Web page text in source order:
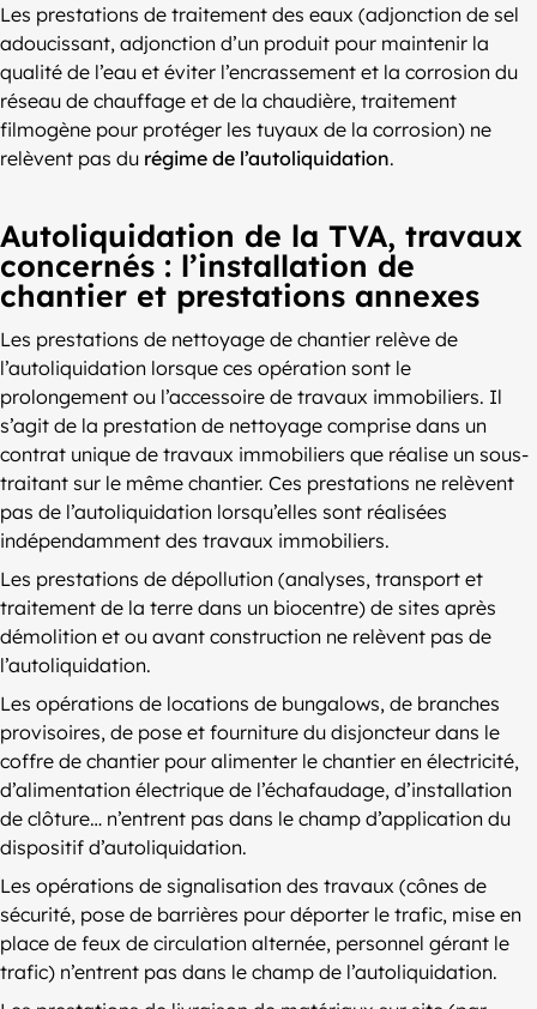
Les prestations de traitement des eaux (adjonction de sel
adoucissant, adjonction d’un produit pour maintenir la
qualité de l’eau et éviter l’encrassement et la corrosion du
réseau de chauffage et de la chaudière, traitement
filmogène pour protéger les tuyaux de la corrosion) ne
relèvent pas du régime de l’autoliquidation.
Autoliquidation de la TVA, travaux
concernés : l’installation de
chantier et prestations annexes
Les prestations de nettoyage de chantier relève de
l’autoliquidation lorsque ces opération sont le
prolongement ou l’accessoire de travaux immobiliers. Il
s’agit de la prestation de nettoyage comprise dans un
contrat unique de travaux immobiliers que réalise un sous-
traitant sur le même chantier. Ces prestations ne relèvent
pas de l’autoliquidation lorsqu’elles sont réalisées
indépendamment des travaux immobiliers.
Les prestations de dépollution (analyses, transport et
traitement de la terre dans un biocentre) de sites après
démolition et ou avant construction ne relèvent pas de
l’autoliquidation.
Les opérations de locations de bungalows, de branches
provisoires, de pose et fourniture du disjoncteur dans le
coffre de chantier pour alimenter le chantier en électricité,
d’alimentation électrique de l’échafaudage, d’installation
de clôture… n’entrent pas dans le champ d’application du
dispositif d’autoliquidation.
Les opérations de signalisation des travaux (cônes de
sécurité, pose de barrières pour déporter le trafic, mise en
place de feux de circulation alternée, personnel gérant le
trafic) n’entrent pas dans le champ de l’autoliquidation.